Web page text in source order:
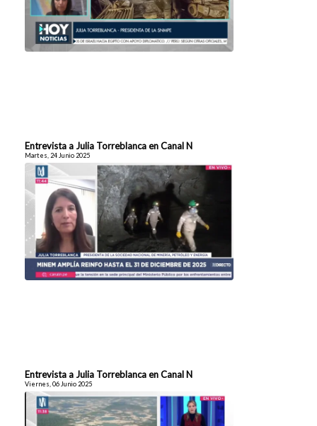
Entrevista a Julia Torreblanca en Canal N
Martes, 24 Junio 2025
Entrevista a Julia Torreblanca en Canal N
Viernes, 06 Junio 2025